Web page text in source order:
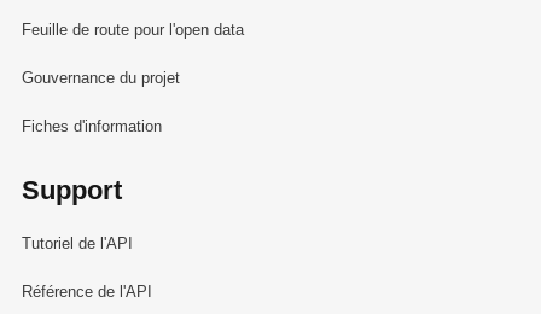
Feuille de route pour l'open data
Gouvernance du projet
Fiches d'information
Support
Tutoriel de l'API
Référence de l'API